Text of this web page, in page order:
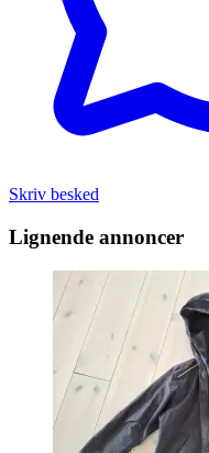
Skriv besked
Lignende annoncer